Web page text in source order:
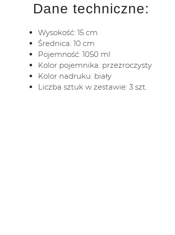
Dane techniczne:
Wysokość: 15 cm
Średnica: 10 cm
Pojemność: 1050 ml
Kolor pojemnika: przezroczysty
Kolor nadruku: biały
Liczba sztuk w zestawie: 3 szt.